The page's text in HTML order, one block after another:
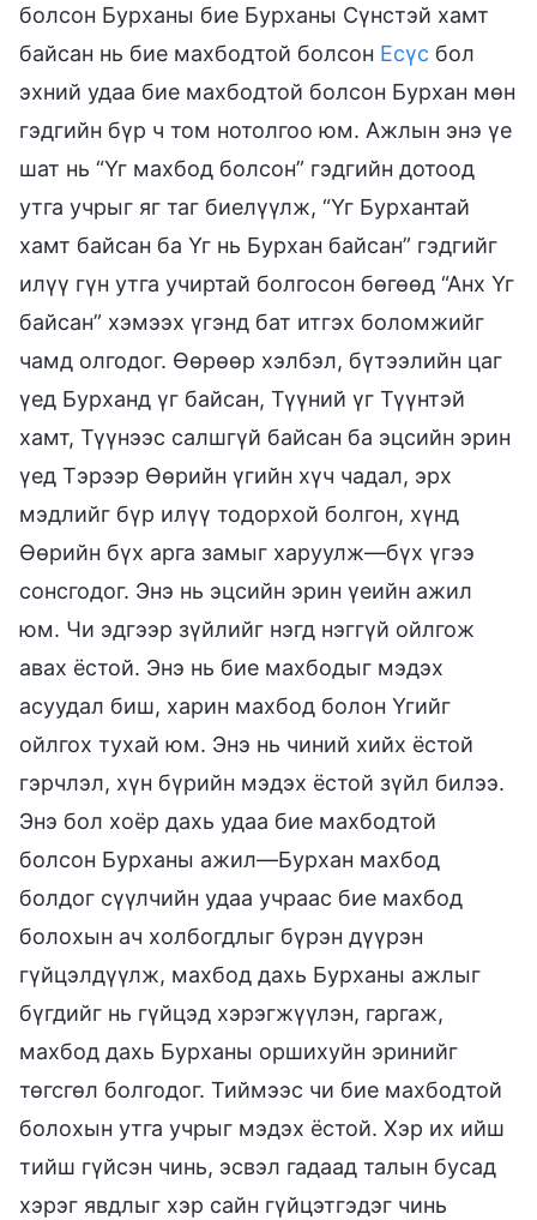
болсон Бурханы бие Бурханы Сүнстэй хамт
байсан нь бие махбодтой болсон Есүс бол
эхний удаа бие махбодтой болсон Бурхан мөн
гэдгийн бүр ч том нотолгоо юм. Ажлын энэ үе
шат нь “Үг махбод болсон” гэдгийн дотоод
утга учрыг яг таг биелүүлж, “Үг Бурхантай
хамт байсан ба Үг нь Бурхан байсан” гэдгийг
илүү гүн утга учиртай болгосон бөгөөд “Анх Үг
байсан” хэмээх үгэнд бат итгэх боломжийг
чамд олгодог. Өөрөөр хэлбэл, бүтээлийн цаг
үед Бурханд үг байсан, Түүний үг Түүнтэй
хамт, Түүнээс салшгүй байсан ба эцсийн эрин
үед Тэрээр Өөрийн үгийн хүч чадал, эрх
мэдлийг бүр илүү тодорхой болгон, хүнд
Өөрийн бүх арга замыг харуулж—бүх үгээ
сонсгодог. Энэ нь эцсийн эрин үеийн ажил
юм. Чи эдгээр зүйлийг нэгд нэггүй ойлгож
авах ёстой. Энэ нь бие махбодыг мэдэх
асуудал биш, харин махбод болон Үгийг
ойлгох тухай юм. Энэ нь чиний хийх ёстой
гэрчлэл, хүн бүрийн мэдэх ёстой зүйл билээ.
Энэ бол хоёр дахь удаа бие махбодтой
болсон Бурханы ажил—Бурхан махбод
болдог сүүлчийн удаа учраас бие махбод
болохын ач холбогдлыг бүрэн дүүрэн
гүйцэлдүүлж, махбод дахь Бурханы ажлыг
бүгдийг нь гүйцэд хэрэгжүүлэн, гаргаж,
махбод дахь Бурханы оршихуйн эринийг
төгсгөл болгодог. Тиймээс чи бие махбодтой
болохын утга учрыг мэдэх ёстой. Хэр их ийш
тийш гүйсэн чинь, эсвэл гадаад талын бусад
хэрэг явдлыг хэр сайн гүйцэтгэдэг чинь